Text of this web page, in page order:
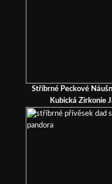
Stříbrné Peckové
Kubická Zirkonie